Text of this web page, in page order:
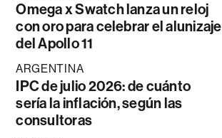
Omega x Swatch lanza un reloj
con oro para celebrar el alunizaje
del Apollo 11
ARGENTINA
IPC de julio 2026: de cuánto
sería la inflación, según las
consultoras